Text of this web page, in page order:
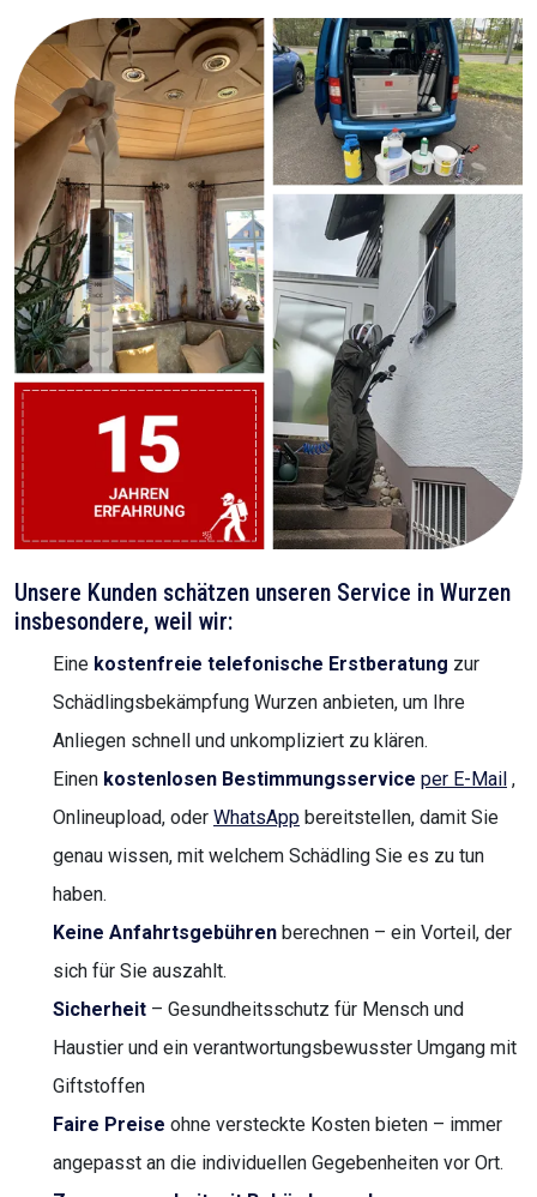
Unsere Kunden schätzen unseren Service in Wurzen
insbesondere, weil wir:
Eine kostenfreie telefonische Erstberatung zur
Schädlingsbekämpfung Wurzen anbieten, um Ihre
Anliegen schnell und unkompliziert zu klären.
Einen kostenlosen Bestimmungsservice per E-Mail ,
Onlineupload, oder WhatsApp bereitstellen, damit Sie
genau wissen, mit welchem Schädling Sie es zu tun
haben.
Keine Anfahrtsgebühren berechnen – ein Vorteil, der
sich für Sie auszahlt.
Sicherheit – Gesundheitsschutz für Mensch und
Haustier und ein verantwortungsbewusster Umgang mit
Giftstoffen
Faire Preise ohne versteckte Kosten bieten – immer
angepasst an die individuellen Gegebenheiten vor Ort.